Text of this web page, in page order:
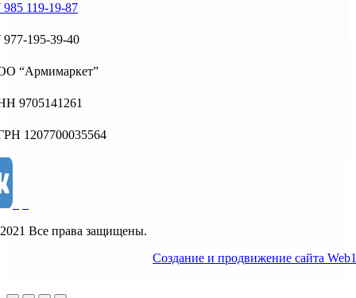
985 119-19-87
977-195-39-40
“Армимаркет”
9705141261
1207700035564
Все права защищены.
Создание и продвижение сайта